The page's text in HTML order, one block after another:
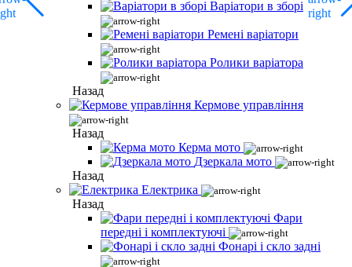
Варіатори в зборі
Ремені варіатори
Ролики варіатора
Назад
Кермове управління
Назад
Керма мото
Дзеркала мото
Назад
Електрика
Назад
Фари
передні і комплектуючі
Фонарі і скло задні